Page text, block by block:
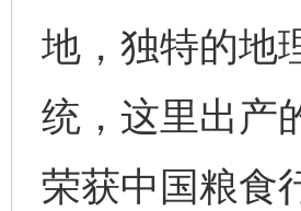
地，独特的地
统，这里出产
荣获中国粮食